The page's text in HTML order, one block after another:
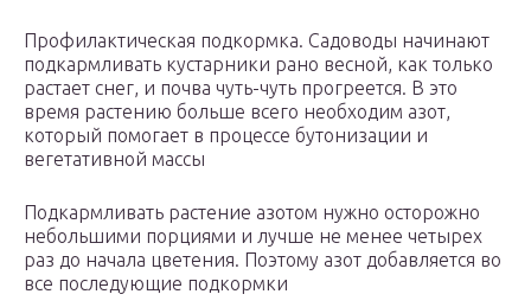
Профилактическая подкормка. Садоводы начинают
подкармливать кустарники рано весной, как только
растает снег, и почва чуть-чуть прогреется. В это
время растению больше всего необходим азот,
который помогает в процессе бутонизации и
вегетативной массы
Подкармливать растение азотом нужно осторожно
небольшими порциями и лучше не менее четырех
раз до начала цветения. Поэтому азот добавляется во
все последующие подкормки